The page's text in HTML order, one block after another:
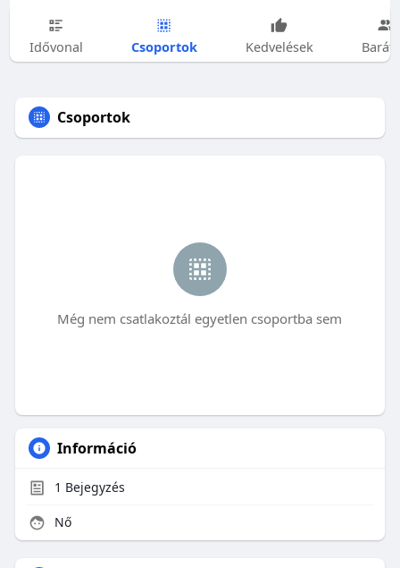
Idővonal Csoportok Kedvelések
Csoportok
Még nem csatlakoztál egyetlen csoportba sem
Információ
1 Bejegyzés
Nő